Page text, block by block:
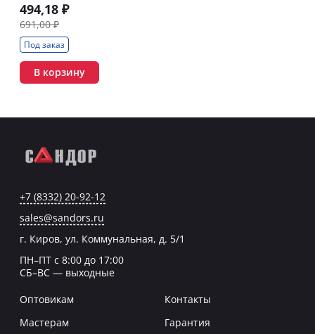
494,18 ₽
691,00 ₽
Под заказ
В корзину
+7 (8332) 20-92-12
sales@sandors.ru
г. Киров, ул. Коммунальная, д. 5/1
ПН–ПТ с 8:00 до 17:00
СБ–ВС — выходные
Оптовикам
Мастерам
Контакты
Гарантия